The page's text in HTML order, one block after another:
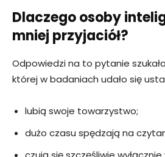
Dlaczego osoby
mniej przyjaciół?
Odpowiedzi na to pytanie
której w badaniach udało się
lubią swoje towarzystwo;
dużo czasu spędzają na